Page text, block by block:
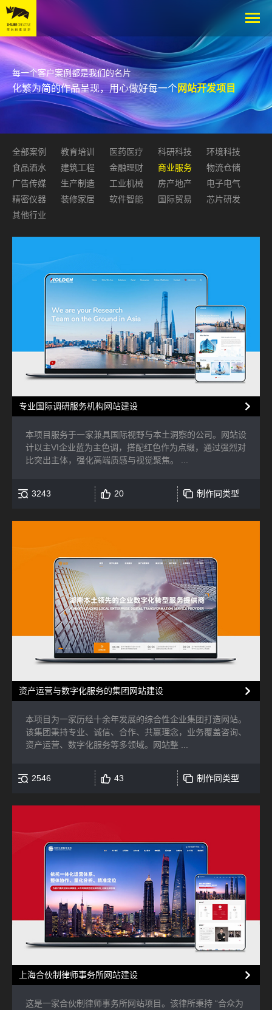
每一个客户案例都是我们的名片
化繁为简的作品呈现，用心做好每一个网站开发项目
全部案例 教育培训 医药医疗 科研科技
环境科技
食品酒水
建筑工程 金融理财 商业服务
物流仓储
广告传媒
生产制造 工业机械 房产地产
电子电气
精密仪器
装修家居 软件智能 国际贸易
芯片研发
其他行业
专业国际调研服务机构网站建设
本项目服务于一家兼具国际视野与本土洞察的公司。网站设
计以主VI企业蓝为主色调，搭配红色作为点缀，通过强烈对
比突出主体，强化高端质感与视觉聚焦。 ...
3243 20 制作同类型
资产运营与数字化服务的集团网站建设
本项目为一家历经十余年发展的综合性企业集团打造网站。
该集团秉持专业、诚信、合作、共赢理念，业务覆盖咨询、
资产运营、数字化服务等多领域。网站整 ...
2546 43 制作同类型
上海合伙制律师事务所网站建设
这是一家合伙制律师事务所网站项目。该律所秉持 “合众为